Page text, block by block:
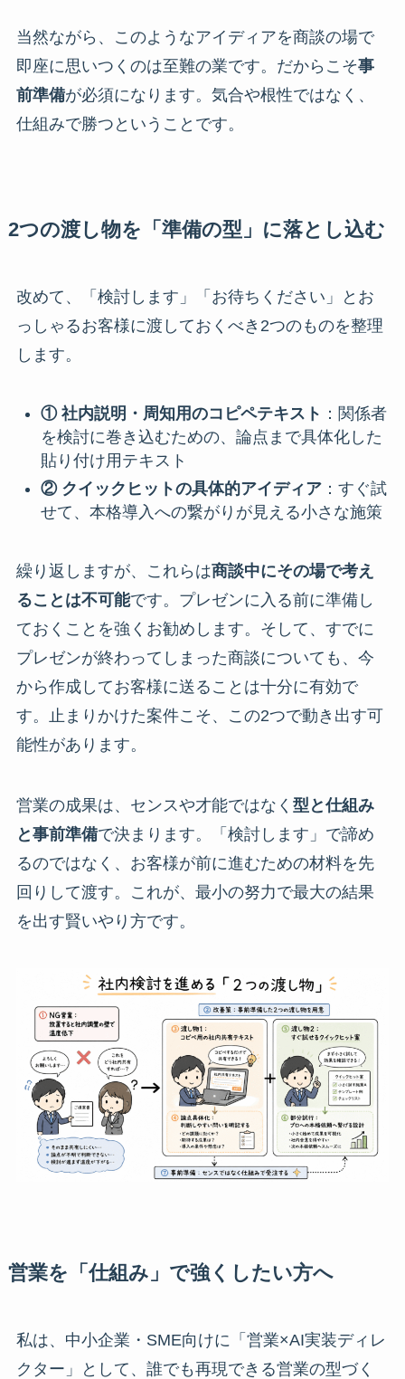
当然ながら、このようなアイディアを商談の場で
即座に思いつくのは至難の業です。だからこそ事
前準備が必須になります。気合や根性ではなく、
仕組みで勝つということです。
2つの渡し物を「準備の型」に落とし込む
改めて、「検討します」「お待ちください」とお
っしゃるお客様に渡しておくべき2つのものを整理
します。
① 社内説明・周知用のコピペテキスト ：関係者
を検討に巻き込むための、論点まで具体化した
貼り付け用テキスト
② クイックヒットの具体的アイディア：すぐ試
せて、本格導入への繋がりが見える小さな施策
繰り返しますが、これらは商談中にその場で考え
ることは不可能です。プレゼンに入る前に準備し
ておくことを強くお勧めします。そして、すでに
プレゼンが終わってしまった商談についても、今
から作成してお客様に送ることは十分に有効で
す。止まりかけた案件こそ、この2つで動き出す可
能性があります。
営業の成果は、センスや才能ではなく 型と仕組み
と事前準備で決まります。「検討します」で諦め
るのではなく、お客様が前に進むための材料を先
回りして渡す。これが、最小の努力で最大の結果
を出す賢いやり方です。
営業を「仕組み」で強くしたい方へ
私は、中小企業・SME向けに「営業×AI実装ディレ
クター」として、誰でも再現できる営業の型づく